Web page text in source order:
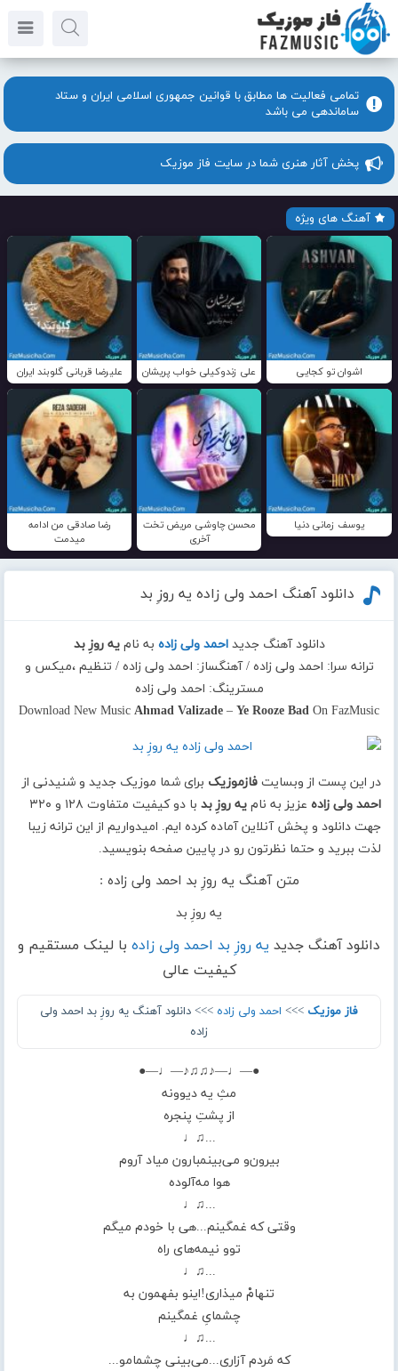
تمامی فعالیت ها مطابق با قوانین جمهوری اسلامی ایران و ستاد
ساماندهی می باشد
پخش آثار هنری شما در سایت فاز موزیک
آهنگ های ویژه
اشوان تو کجایی علی زندوکیلی خواب پریشان علیرضا قربانی گلوبند ایران
یوسف زمانی دنیا
محسن چاوشی مریض تخت
آخری
رضا صادقی من ادامه
میدمت
دانلود آهنگ احمد ولی زاده یه روزِ بد
دانلود آهنگ جدیداحمد ولی زاده به نامیه روزِ بد
ترانه سرا: احمد ولی زاده / آهنگساز: احمد ولی زاده / تنظیم ،میکس و
مسترینگ: احمد ولی زاده
Download New Music Ahmad Valizade – Ye Rooze Bad On FazMusic
در این پست از وبسایتفازموزیک برای شما موزیک جدید و شنیدنی از
احمد ولی زاده عزیز به نامیه روزِ بد
با دو کیفیت متفاوت ۱۲۸ و ۳۲۰
جهت دانلود و پخش آنلاین آماده کرده ایم. امیدواریم از این ترانه زیبا
لذت ببرید و حتما نظرتون رو در پایین صفحه بنویسید.
متن آهنگ یه روزِ بد احمد ولی زاده :
یه روزِ بد
دانلود آهنگ جدید یه روزِ بد احمد ولی زاده با لینک مستقیم و
کیفیت عالی
فاز موزیک >>> احمد ولی زاده >>> دانلود آهنگ یه روزِ بد احمد ولی
زاده
●—♩—♪♫♫♪—♩—●
مثِ یه دیوونه
از پشتِ پنجره
...♫♩
بیرون‌و می‌بینمبارون میاد آروم
هوا مه‌آلوده
...♫♩
وقتی که غمگینم...هی با خودم میگم
توو نیمه‌های راه
...♫♩
تنهامْ میذاری!اینو بفهمون به
چشمایِ غمگینم
...♫♩
که مَردم آزاری...می‌بینی چشمامو...